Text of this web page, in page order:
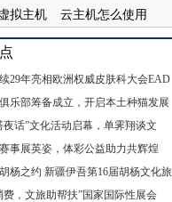
29年亮相欧洲权威皮肤科大会EAD
乐部筹备成立，开启本土种猫发展
夜话”文化活动启幕，单霁翔谈文
事展英姿，体彩公益助力共辉煌
杨之约 新疆伊吾第16届胡杨文化旅
费，文旅助帮扶”国家国际性展会